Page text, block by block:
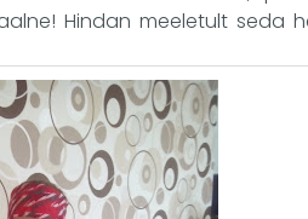
Hindan meeletult seda